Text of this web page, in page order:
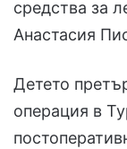
средства за
Анастасия
Детето
операция в